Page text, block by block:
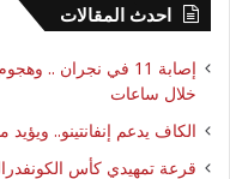
احدث المقالات
إصابة 11 في نجران
خلال ساعات
الكاف يدعم إنفانتينو..
قرعة تمهيدي كأس الكونفدرالية 26/